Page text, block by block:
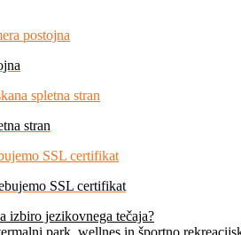
stran
SSL certifikat
izbiro jezikovnega tečaja?